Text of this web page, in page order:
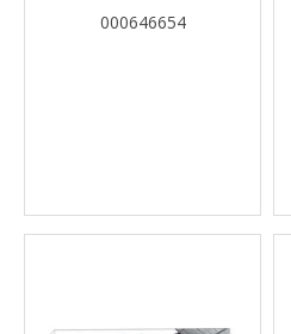
000646654